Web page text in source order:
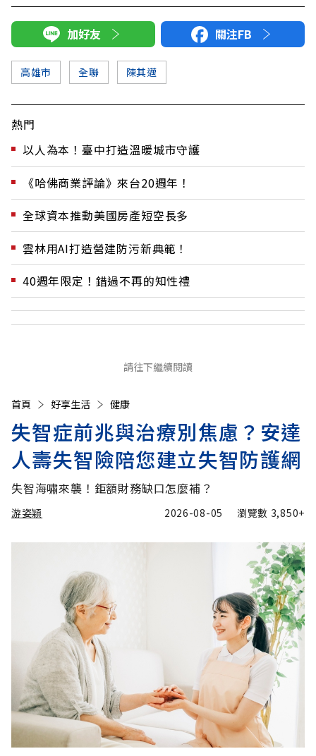
加好友 關注FB
高雄市 全聯 陳其邁
熱門
以人為本！臺中打造溫暖城市守護
《哈佛商業評論》來台20週年！
全球資本推動美國房產短空長多
雲林用AI打造營建防污新典範！
40週年限定！錯過不再的知性禮
請往下繼續閱讀
首頁 好享生活 健康
失智症前兆與治療別焦慮？安達
人壽失智險陪您建立失智防護網
失智海嘯來襲！鉅額財務缺口怎麼補？
游姿穎 2026-08-05 瀏覽數 3,850+